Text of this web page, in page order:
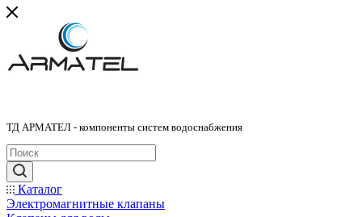
ТД АРМАТЕЛ - компоненты систем водоснабжения
Каталог
Электромагнитные клапаны